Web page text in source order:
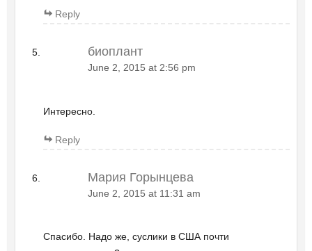
Reply
биоплант
June 2, 2015 at 2:56 pm
Интересно.
Reply
Мария Горынцева
June 2, 2015 at 11:31 am
Спасибо. Надо же, суслики в США почти